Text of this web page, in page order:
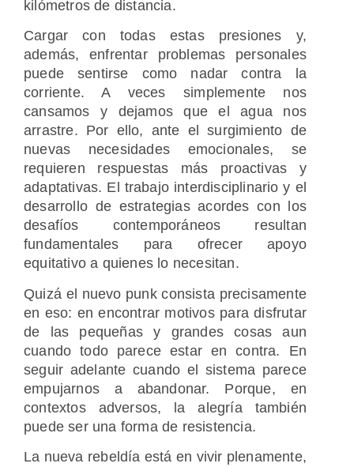
kilómetros de distancia.
Cargar con todas estas presiones y,
además, enfrentar problemas personales
puede sentirse como nadar contra la
corriente. A veces simplemente nos
cansamos y dejamos que el agua nos
arrastre. Por ello, ante el surgimiento de
nuevas necesidades emocionales, se
requieren respuestas más proactivas y
adaptativas. El trabajo interdisciplinario y el
desarrollo de estrategias acordes con los
desafíos contemporáneos resultan
fundamentales para ofrecer apoyo
equitativo a quienes lo necesitan.
Quizá el nuevo punk consista precisamente
en eso: en encontrar motivos para disfrutar
de las pequeñas y grandes cosas aun
cuando todo parece estar en contra. En
seguir adelante cuando el sistema parece
empujarnos a abandonar. Porque, en
contextos adversos, la alegría también
puede ser una forma de resistencia.
La nueva rebeldía está en vivir plenamente,